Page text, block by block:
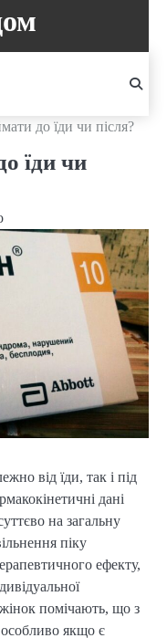
до їди чи після?
їди чи
від їди, так і під
дані
на загальну
піку
ефекту,
жінок помічають, що з
якщо є